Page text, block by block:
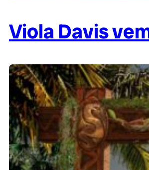
Viola Davis